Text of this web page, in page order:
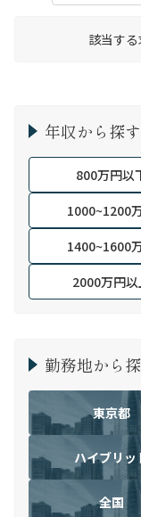
該当する
年収から探す
800万円以
1000~1200
1400~1600
2000万円以
勤務地から
東京都
ハイブリッ
全国